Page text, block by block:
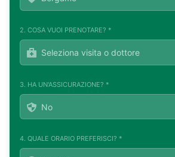
2. COSA VUOI PRENOTARE? *
3. HA UN'ASSICURAZIONE? *
4. QUALE ORARIO PREFERISCI? *